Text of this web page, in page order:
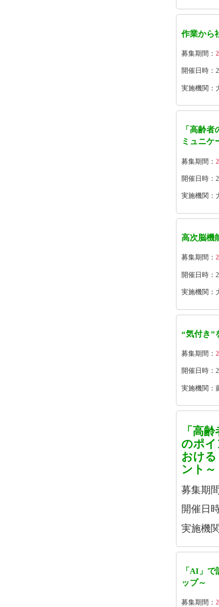
作業から
募集期間：
開催日時：
実施機関：
「高齢
ミュニケ
募集期間：
開催日時：
実施機関：
高次脳機
募集期間：
開催日時：
実施機関：
“気付き”
募集期間：
開催日時：
実施機関：
「高
のポ
おけ
ント～
募集期
開催日
実施機
「AI」
ップ～
募集期間：